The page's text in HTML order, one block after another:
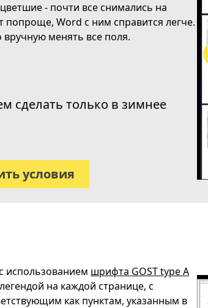
- почти все снимались на
попроще, Word с ним справится легче.
менять все поля.
сделать только в зимнее
условия
использованием шрифта GOST type A
на каждой странице, с
как пунктам, указанным в